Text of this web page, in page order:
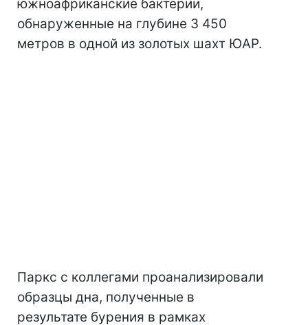
южноафриканские бактерии,
обнаруженные на глубине 3 450
метров в одной из золотых шахт ЮАР.
Паркс с коллегами проанализировали
образцы дна, полученные в
результате бурения в рамках